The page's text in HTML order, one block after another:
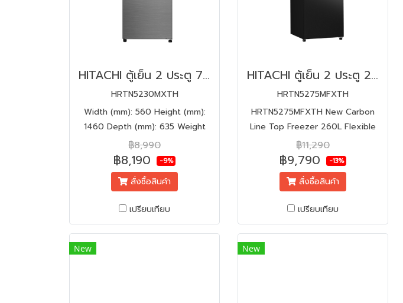
HITACHI ตู้เย็น 2 ประตู 7.4 คิว HRTN5230MXTH อินเวอร์เตอร์
HRTN5230MXTH
Width (mm): 560 Height (mm):
1460 Depth (mm): 635 Weight
(kg): 43
฿8,990
฿8,190 -9%
สั่งซื้อสินค้า
เปรียบเทียบ
HITACHI ตู้เย็น 2 ประตู 260L รุ่น HRTN5275MFXTH 9.2 คิว อินเวอร์เตอร์
HRTN5275MFXTH
HRTN5275MFXTH New Carbon
Line Top Freezer 260L Flexible
Fresh Select Surround Cooling
Triple Power Filter
฿11,290
฿9,790 -13%
สั่งซื้อสินค้า
เปรียบเทียบ
New New